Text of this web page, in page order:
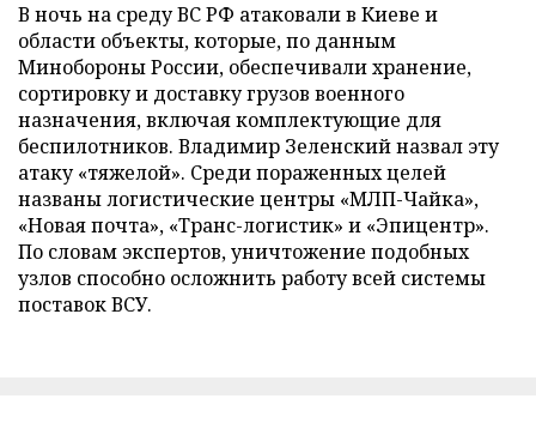
В ночь на среду ВС РФ атаковали в Киеве и
области объекты, которые, по данным
Минобороны России, обеспечивали хранение,
сортировку и доставку грузов военного
назначения, включая комплектующие для
беспилотников. Владимир Зеленский назвал эту
атаку «тяжелой». Среди пораженных целей
названы логистические центры «МЛП-Чайка»,
«Новая почта», «Транс-логистик» и «Эпицентр».
По словам экспертов, уничтожение подобных
узлов способно осложнить работу всей системы
поставок ВСУ.